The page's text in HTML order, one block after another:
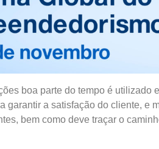
boa parte do tempo é
garantir a satisfação do cliente,
bem como deve traçar o